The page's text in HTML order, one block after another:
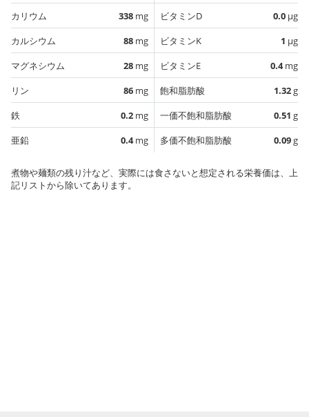
カリウム
338 mg
カルシウム
88 mg
マグネシウム
28 mg
リン
86 mg
鉄
0.2 mg
亜鉛
0.4mg
ビタミンD
0.0 µg
ビタミンK
1 µg
ビタミンE
0.4mg
飽和脂肪酸
1.32g
一価不飽和脂肪酸
0.51 g
多価不飽和脂肪酸
0.09g
煮物や麺類の残り汁など、実際には食さないと想定される栄養価は、上
記リストから除いてあります。